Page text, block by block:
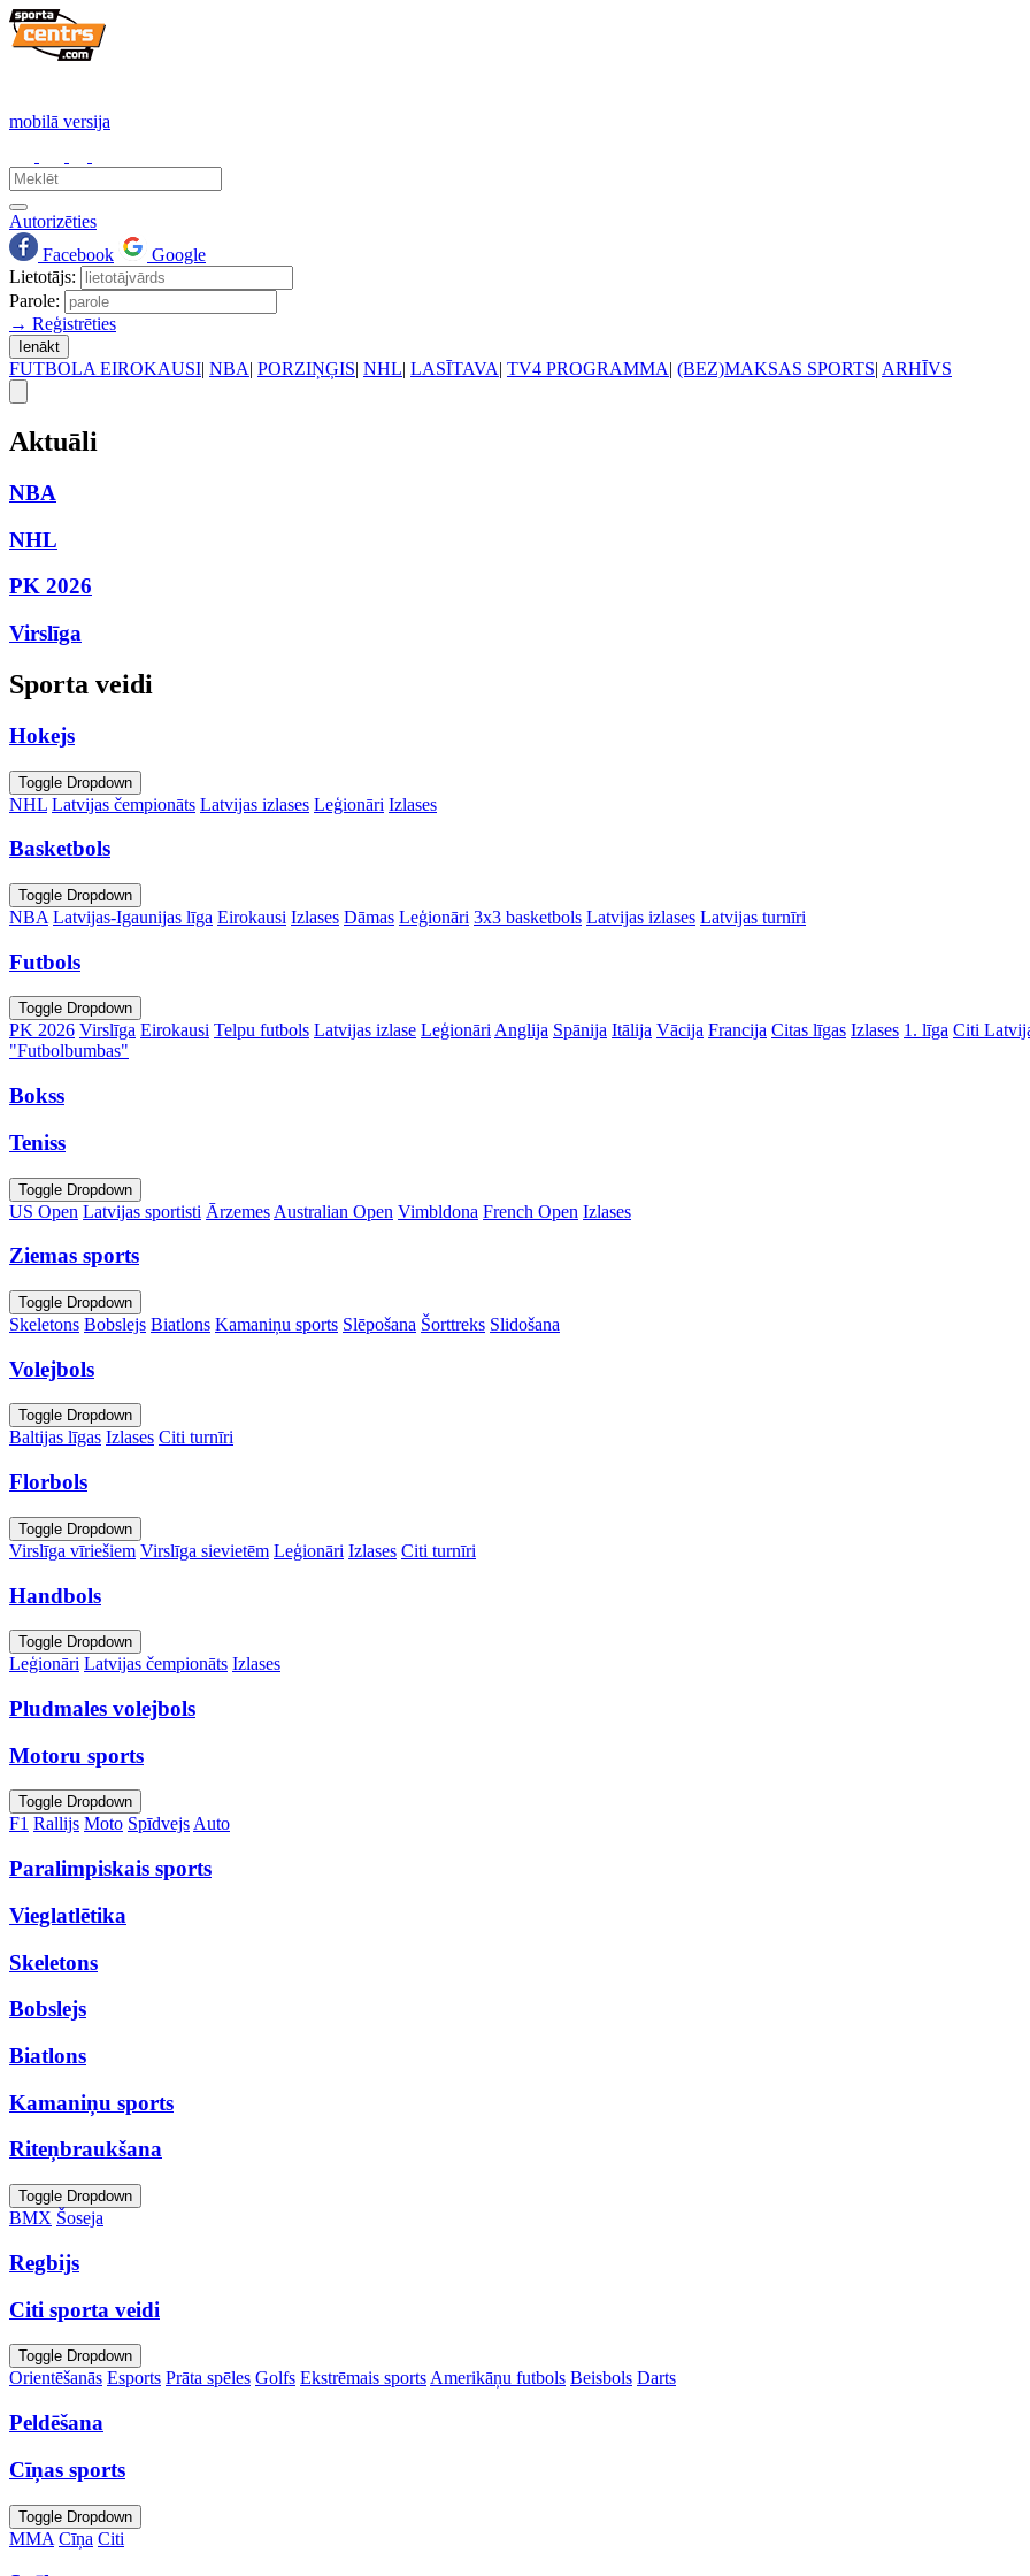
mobilā versija
Autorizēties
Facebook
Google
Lietotājs:
Parole:
→ Reģistrēties
Ienākt
FUTBOLA EIROKAUSI| NBA| PORZIŅĢIS| NHL| LASĪTAVA| TV4 PROGRAMMA| (BEZ)MAKSAS SPORTS| ARHĪVS
Aktuāli
NBA
NHL
PK 2026
Virslīga
Sporta veidi
Hokejs
Toggle Dropdown
NHL Latvijas čempionāts Latvijas izlases Leģionāri Izlases
Basketbols
Toggle Dropdown
NBA Latvijas-Igaunijas līga Eirokausi Izlases Dāmas Leģionāri 3x3 basketbols Latvijas izlases Latvijas turnīri
Futbols
Toggle Dropdown
PK 2026 Virslīga Eirokausi Telpu futbols Latvijas izlase Leģionāri Anglija Spānija Itālija Vācija Francija Citas līgas Izlases 1. līga Citi
"Futbolbumbas"
Bokss
Teniss
Toggle Dropdown
US Open Latvijas sportisti Ārzemes Australian Open Vimbldona French Open Izlases
Ziemas sports
Toggle Dropdown
Skeletons Bobslejs Biatlons Kamaniņu sports Slēpošana Šorttreks Slidošana
Volejbols
Toggle Dropdown
Baltijas līgas Izlases Citi turnīri
Florbols
Toggle Dropdown
Virslīga vīriešiem Virslīga sievietēm Leģionāri Izlases Citi turnīri
Handbols
Toggle Dropdown
Leģionāri Latvijas čempionāts Izlases
Pludmales volejbols
Motoru sports
Toggle Dropdown
F1 Rallijs Moto SpīdvejsAuto
Paralimpiskais sports
Vieglatlētika
Skeletons
Bobslejs
Biatlons
Kamaniņu sports
Riteņbraukšana
Toggle Dropdown
BMX Šoseja
Regbijs
Citi sporta veidi
Toggle Dropdown
Orientēšanās Esports Prāta spēles Golfs Ekstrēmais sports Amerikāņu futbols Beisbols Darts
Peldēšana
Cīņas sports
Toggle Dropdown
MMA Cīņa Citi